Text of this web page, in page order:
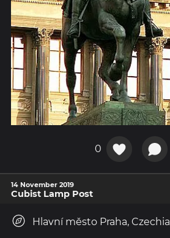
0
14 November 2019
Cubist Lamp Post
Hlavní město Praha, Czechia